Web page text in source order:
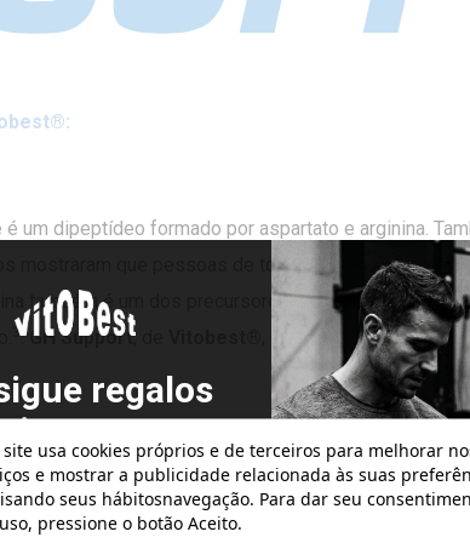
um dipeptídeo formado por aspartato e arginina.
mostraram que pessoas de todas as idades
também é um dos precursores da creatina e é
3. GH Support, de
, incorpora L-Arginina
de gordura corporal e aumentar o tecido
humano (HGH). O GABA foi descoberto em 1970
site usa cookies próprios e de terceiros para melhorar
e mostrar a publicidade relacionada às suas
seus hábitosnavegação. Para dar seu
pressione o botão Aceito.
regalos
con tus